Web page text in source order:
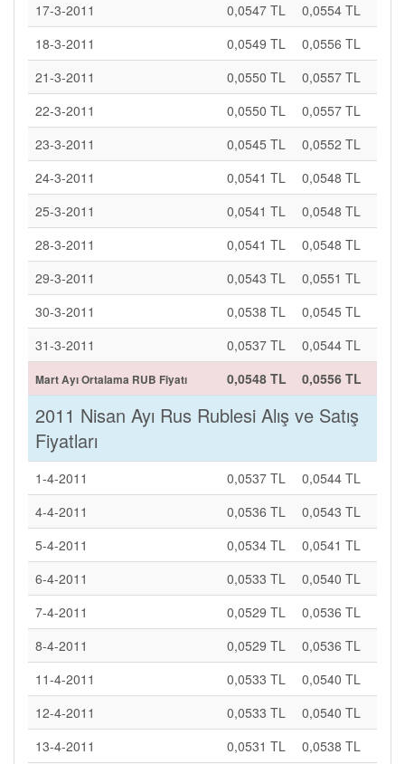
17-3-2011
0,0547 TL
0,0554 TL
18-3-2011
0,0549 TL
0,0556 TL
21-3-2011
0,0550 TL
0,0557 TL
22-3-2011
0,0550 TL
0,0557 TL
23-3-2011
0,0545 TL
0,0552 TL
24-3-2011
0,0541 TL
0,0548 TL
25-3-2011
0,0541 TL
0,0548 TL
28-3-2011
0,0541 TL
0,0548 TL
29-3-2011
0,0543 TL
0,0551 TL
30-3-2011
0,0538 TL
0,0545 TL
31-3-2011
0,0537 TL 0,0544 TL
Mart Ayı Ortalama RUB Fiyatı 0,0548 TL 0,0556 TL
2011 Nisan Ayı Rus Rublesi Alış ve Satış
Fiyatları
1-4-2011 0,0537 TL
0,0544 TL
4-4-2011
0,0536 TL
0,0543 TL
5-4-2011
0,0534 TL
0,0541 TL
6-4-2011
0,0533 TL
0,0540 TL
7-4-2011
0,0529 TL
0,0536 TL
8-4-2011
0,0529 TL
0,0536 TL
11-4-2011
0,0533 TL
0,0540 TL
12-4-2011
0,0533 TL
0,0540 TL
13-4-2011
0,0531 TL
0,0538 TL